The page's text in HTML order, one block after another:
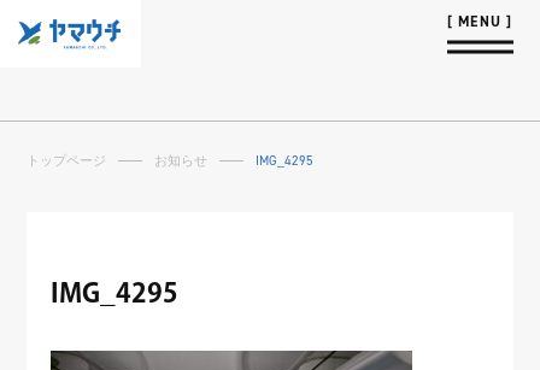
トップページ お知らせ IMG_4295
IMG_4295